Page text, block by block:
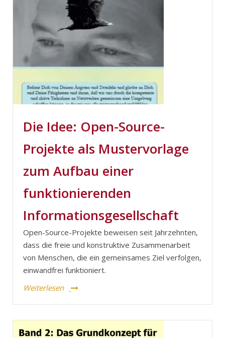
Die Idee: Open-Source-
Projekte als Mustervorlage
zum Aufbau einer
funktionierenden
Informationsgesellschaft
Open-Source-Projekte beweisen seit Jahrzehnten,
dass die freie und konstruktive Zusammenarbeit
von Menschen, die ein gemeinsames Ziel verfolgen,
einwandfrei funktioniert.
Weiterlesen